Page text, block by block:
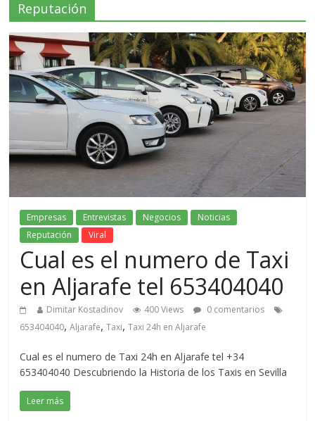
Reputación
Empresas Entrevistas Negocios
Noticias
Reputación
Viral
Cual es el numero de Taxi
en Aljarafe tel 653404040
Dimitar Kostadinov 400 Views
0 comentarios
653404040,Aljarafe,Taxi,Taxi 24h en Aljarafe
Cual es el numero de Taxi 24h en Aljarafe tel +34
653404040 Descubriendo la Historia de los Taxis en Sevilla
Leer más